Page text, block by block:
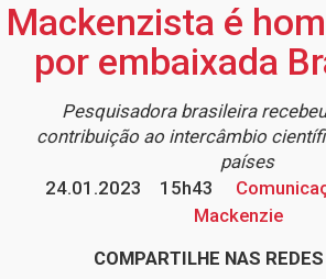
Mackenzista é
por embaixada
Pesquisadora brasileira
contribuição ao intercâmbio
países
24.01.2023
15h43
Mackenzie
COMPARTILHE NAS